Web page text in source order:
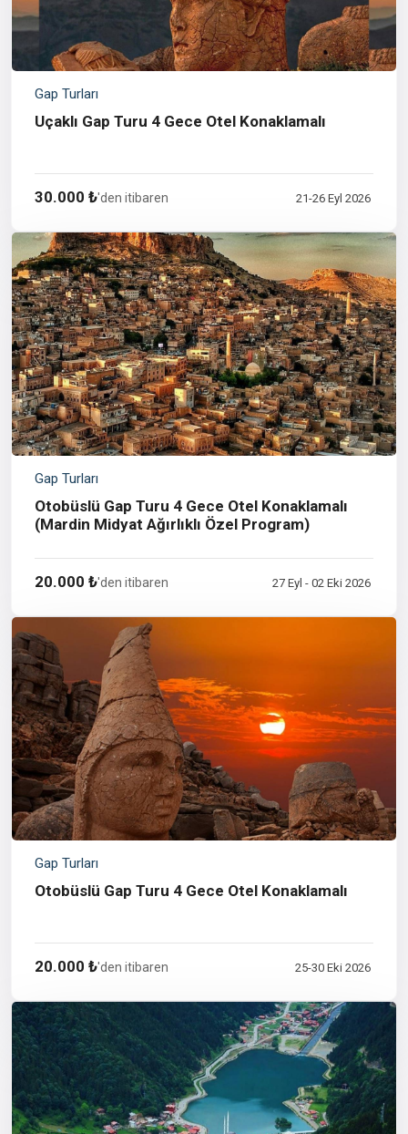
Gap Turları
Uçaklı Gap Turu 4 Gece Otel Konaklamalı
30.000 ₺'den itibaren 21-26 Eyl 2026
Gap Turları
Otobüslü Gap Turu 4 Gece Otel Konaklamalı
(Mardin Midyat Ağırlıklı Özel Program)
20.000 ₺'den itibaren 27 Eyl - 02 Eki 2026
Gap Turları
Otobüslü Gap Turu 4 Gece Otel Konaklamalı
20.000 ₺'den itibaren 25-30 Eki 2026